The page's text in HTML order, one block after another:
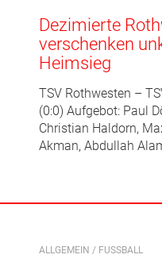
Dezimierte
verschenken
Heimsieg
TSV Rothwesten –
(0:0) Aufgebot: Paul
Christian Haldorn,
Akman, Abdullah
ALLGEMEIN / FUSSBALL